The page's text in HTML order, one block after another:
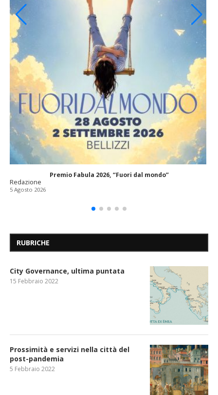
Premio Fabula 2026, “Fuori dal mondo”
Redazione
5 Agosto 2026
RUBRICHE
City Governance, ultima puntata
15 Febbraio 2022
Prossimità e servizi nella città del
post-pandemia
5 Febbraio 2022